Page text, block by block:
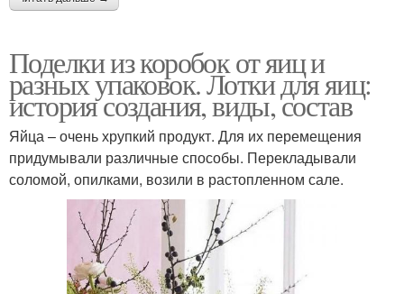
Поделки из коробок от яиц и
разных упаковок. Лотки для яиц:
история создания, виды, состав
Яйца – очень хрупкий продукт. Для их перемещения
придумывали различные способы. Перекладывали
соломой, опилками, возили в растопленном сале.